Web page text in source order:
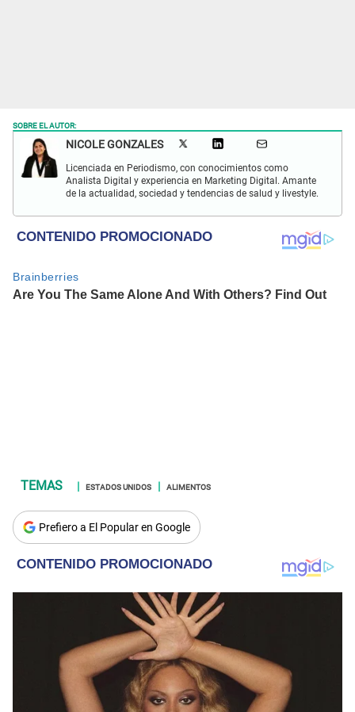
SOBRE EL AUTOR:
NICOLE GONZALES
Licenciada en Periodismo, con conocimientos como
Analista Digital y experiencia en Marketing Digital. Amante
de la actualidad, sociedad y tendencias de salud y livestyle.
ESTADOS UNIDOS ALIMENTOS
Prefiero a El Popular en Google